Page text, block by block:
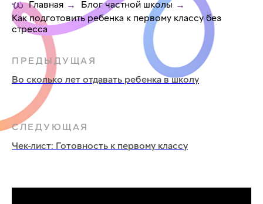
Главная → Блог частной школы →
Как подготовить ребенка к первому классу без
стресса
ПРЕДЫДУЩАЯ
Во сколько лет отдавать ребенка в школу
СЛЕДУЮЩАЯ
Чек-лист: Готовность к первому классу